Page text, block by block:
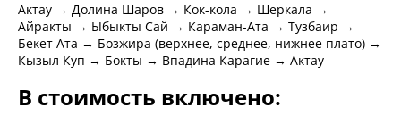
Актау → Долина Шаров → Кок-кола → Шеркала →
Айракты → Ыбыкты Сай → Караман-Ата → Тузбаир →
Бекет Ата → Бозжира (верхнее, среднее, нижнее плато) →
Кызыл Куп → Бокты → Впадина Карагие → Актау
В стоимость включено: